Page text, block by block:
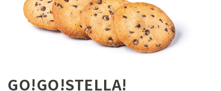
GO!GO!STELLA!